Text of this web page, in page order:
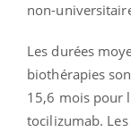
non-
Les durées
biothérapies
15,6 mois pour
tocilizumab.